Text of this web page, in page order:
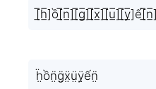
[̲̅h̲̅]ồ[̲̅n̲̅][̲̅g̲̅][̲̅x̲̅][̲̅u̲̅][̲̅y̲̅]ế[̲̅n̲̅]
ḧ̤ồn̤̈g̤̈ẍ̤ṳ̈ÿ̤ến̤̈